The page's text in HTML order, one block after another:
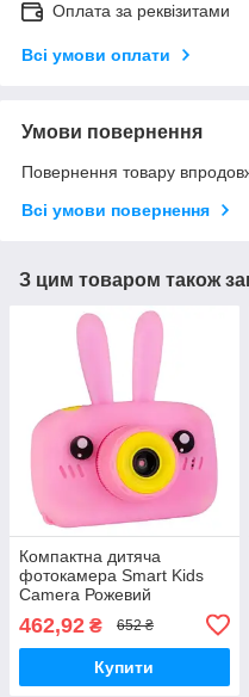
Оплата за реквізитами
Всі умови оплати
Умови повернення
Повернення товару
Всі умови повернення
З цим товаром також
Компактна дитяча
фотокамера Smart Kids
Camera Рожевий
462,92 ₴ 652 ₴
Купити